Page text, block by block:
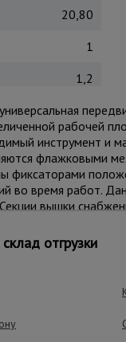
20,80
1
1,2
рабочей
инструмент и
флажковыми
фиксаторами
во время работ.
вышки
ветра. Настил
и удобного
технику
использовать
вышка
не признается
отгрузки